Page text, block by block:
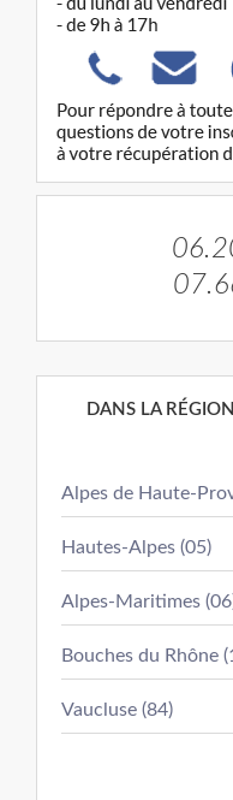
DANS LA
Alpes de Haute-
Hautes-Alpes (05)
Alpes-Maritimes
Bouches du Rhône
Vaucluse (84)